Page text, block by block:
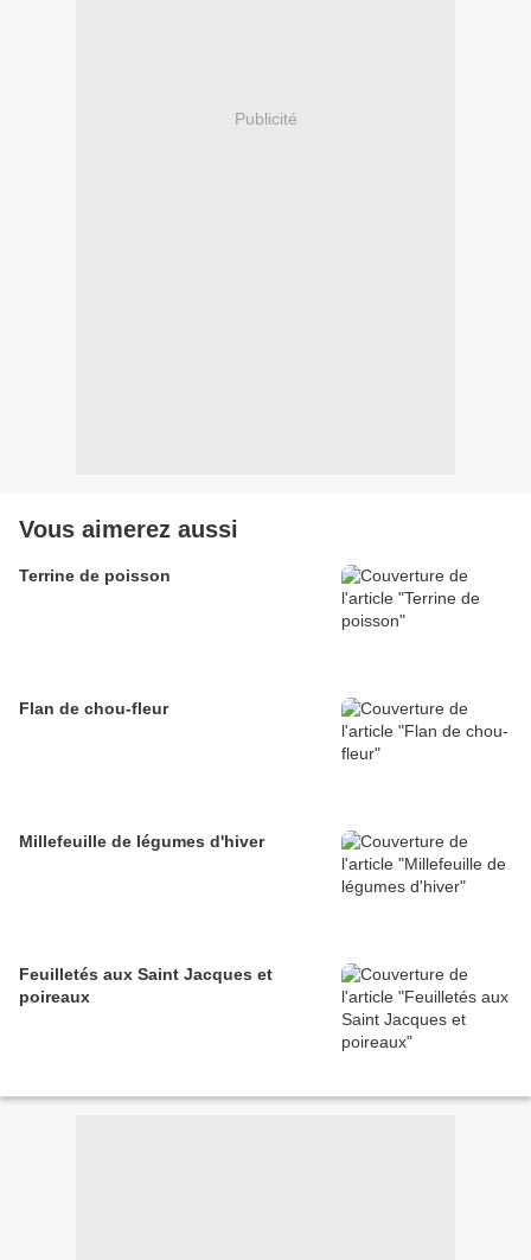
Publicité
Vous aimerez aussi
Terrine de poisson
Flan de chou-fleur
Millefeuille de légumes d'hiver
Feuilletés aux Saint Jacques et
poireaux